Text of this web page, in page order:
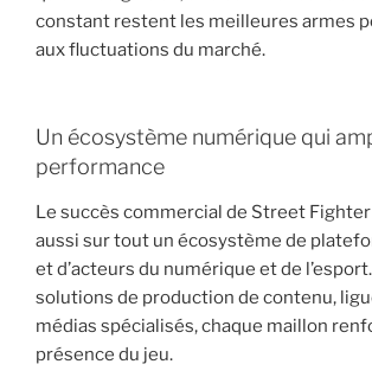
constant restent les meilleures armes
aux fluctuations du marché.
Un écosystème numérique qui
performance
Le succès commercial de Street
aussi sur tout un écosystème de
et d’acteurs du numérique et de
solutions de production de contenu,
médias spécialisés, chaque maillon
présence du jeu.